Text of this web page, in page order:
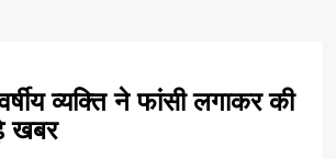
व्यक्ति ने फांसी लगाकर की
खबर